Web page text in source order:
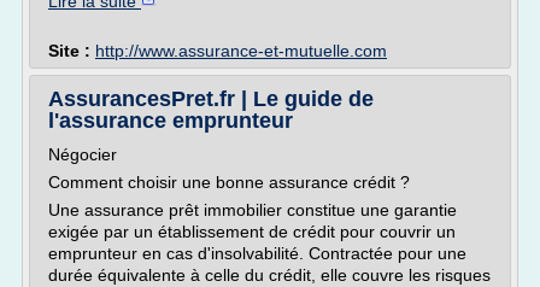
Site : http://www.assurance-et-mutuelle.com
AssurancesPret.fr | Le guide de
l'assurance emprunteur
Négocier
Comment choisir une bonne assurance crédit ?
Une assurance prêt immobilier constitue une garantie
exigée par un établissement de crédit pour couvrir un
emprunteur en cas d'insolvabilité. Contractée pour une
durée équivalente à celle du crédit, elle couvre les risques